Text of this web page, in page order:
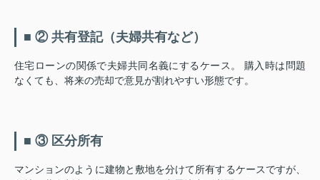
■ ② 共有登記（夫婦共有など）
住宅ローンの関係で夫婦共同名義にするケース。 購入時は問題
なくても、将来の売却で意見が割れやすい形態です。
■ ③ 区分所有
マンションのように建物と敷地を分けて所有するケースですが、